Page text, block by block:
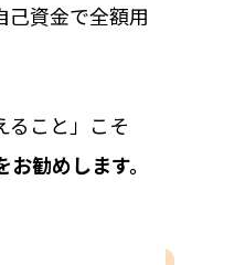
己資金で全額用
ること」こそ
勧めします。